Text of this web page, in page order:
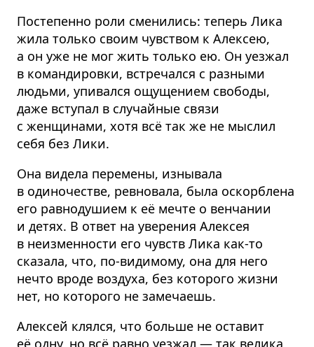
Постепенно роли сменились: теперь Лика
жила только своим чувством к Алексею,
а он уже не мог жить только ею. Он уезжал
в командировки, встречался с разными
людьми, упивался ощущением свободы,
даже вступал в случайные связи
с женщинами, хотя всё так же не мыслил
себя без Лики.
Она видела перемены, изнывала
в одиночестве, ревновала, была оскорблена
его равнодушием к её мечте о венчании
и детях. В ответ на уверения Алексея
в неизменности его чувств Лика как-то
сказала, что, по-видимому, она для него
нечто вроде воздуха, без которого жизни
нет, но которого не замечаешь.
Алексей клялся, что больше не оставит
её одну, но всё равно уезжал — так велика